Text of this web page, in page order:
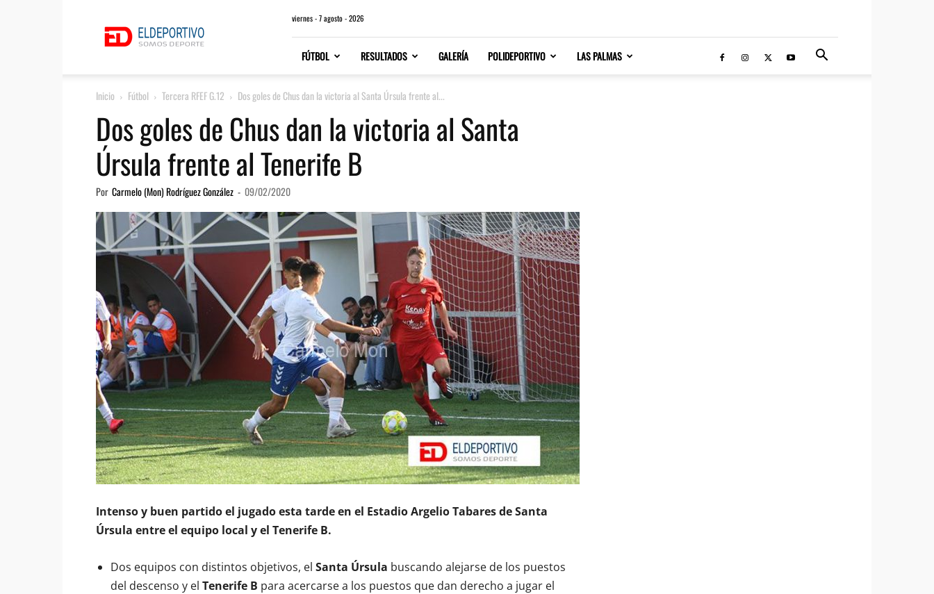
viernes - 7 agosto - 2026
FÚTBOL RESULTADOS GALERÍA POLIDEPORTIVO LAS PALMAS
Inicio Fútbol Tercera RFEF G.12 Dos goles de Chus dan la victoria al Santa Úrsula frente al...
Dos goles de Chus dan la victoria al Santa
Úrsula frente al Tenerife B
Por Carmelo (Mon) Rodríguez González - 09/02/2020
Intenso y buen partido el jugado esta tarde en el Estadio Argelio Tabares de Santa
Úrsula entre el equipo local y el Tenerife B.
Dos equipos con distintos objetivos, el Santa Úrsula buscando alejarse de los puestos
del descenso y el Tenerife B para acercarse a los puestos que dan derecho a jugar el